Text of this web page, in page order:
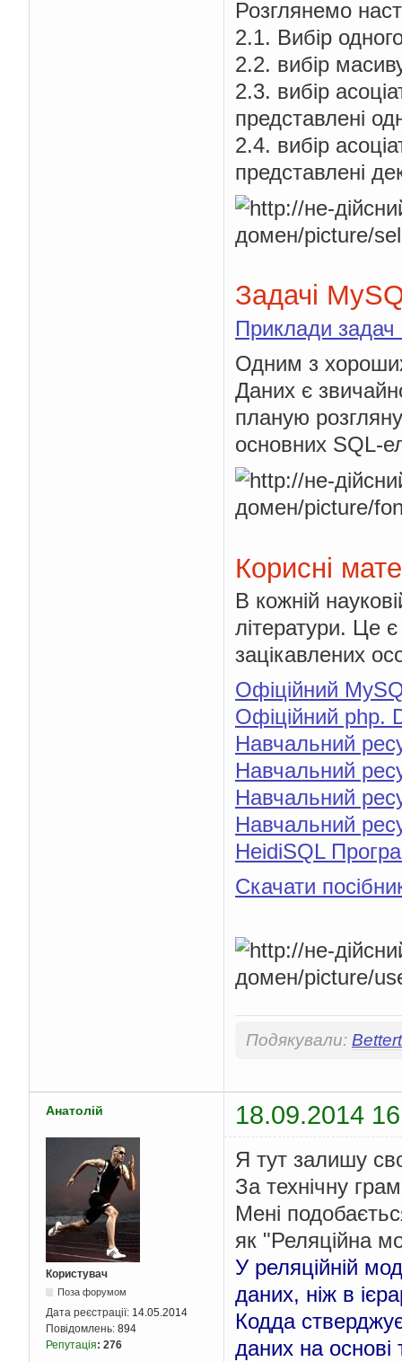
Розглянемо
2.1. Вибір
2.2. вибір
2.3. вибір
представлені
2.4. вибір
представлені
Задачі
Приклади задач
Одним з
Даних є
планую
основних SQL-
Корисні
В кожній
літератури. Це
зацікавлених
Офіційний
Офіційний php.
Навчальний
Навчальний
Навчальний
Навчальний
HeidiSQL
Скачати
Подякували:
Анатолій 18.09.2014
Користувач
Поза форумом
Дата реєстрації: 14.05.2014
Повідомлень: 894
Репутація: 276
Я тут залишу
За технічну
Мені
як "Реляційна
У реляційній
даних, ніж в
Кодда
даних на основі